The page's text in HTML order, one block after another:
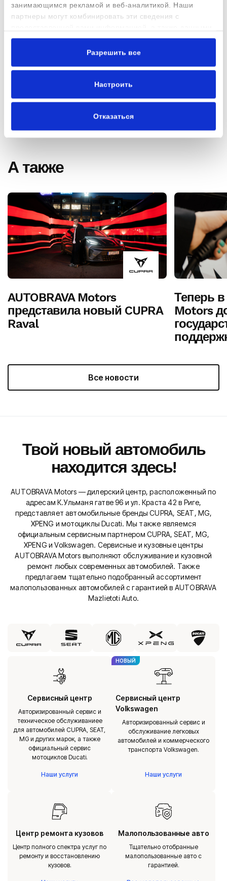
занимающимся рекламой и веб-аналитикой. Наши
партнеры могут комбинировать эти сведения с
которые они получили при использовании вами их
Разрешить все
Настроить
Отказаться
А также
AUTOBRAVA Motors
представила новый CUPRA
Raval
Теперь в
Motors
Все новости
Твой новый автомобиль
находится здесь!
AUTOBRAVA Motors — дилерский центр, расположенный по
адресам К.Ульманя гатве 96 и ул. Краста 42 в Риге,
представляет автомобильные бренды CUPRA, SEAT, MG,
XPENG и мотоциклы Ducati. Мы также являемся
официальным сервисным партнером CUPRA, SEAT, MG,
XPENG и Volkswagen. Сервисные и кузовные центры
AUTOBRAVA Motors выполняют обслуживание и кузовной
ремонт любых современных автомобилей. Также
предлагаем тщательно подобранный ассортимент
малопользованных автомобилей с гарантией в AUTOBRAVA
Mazlietoti Auto.
Сервисный центр
Авторизированный сервис и
техническое обслуживаниее
для автомобилей CUPRA, SEAT,
MG и других марок, а также
официальный сервис
мотоциклов Ducati.
Наши услуги
НОВЫЙ
Сервисный центр
Volkswagen
Авторизированный сервис и
обслуживание легковых
автомобилей и коммерческого
транспорта Volkswagen.
Наши услуги
Центр ремонта кузовов
Центр полного спектра услуг по
ремонту и восстановлению
кузовов.
Малопользованные авто
Тщательно отобранные
малопользованные авто с
гарантией.